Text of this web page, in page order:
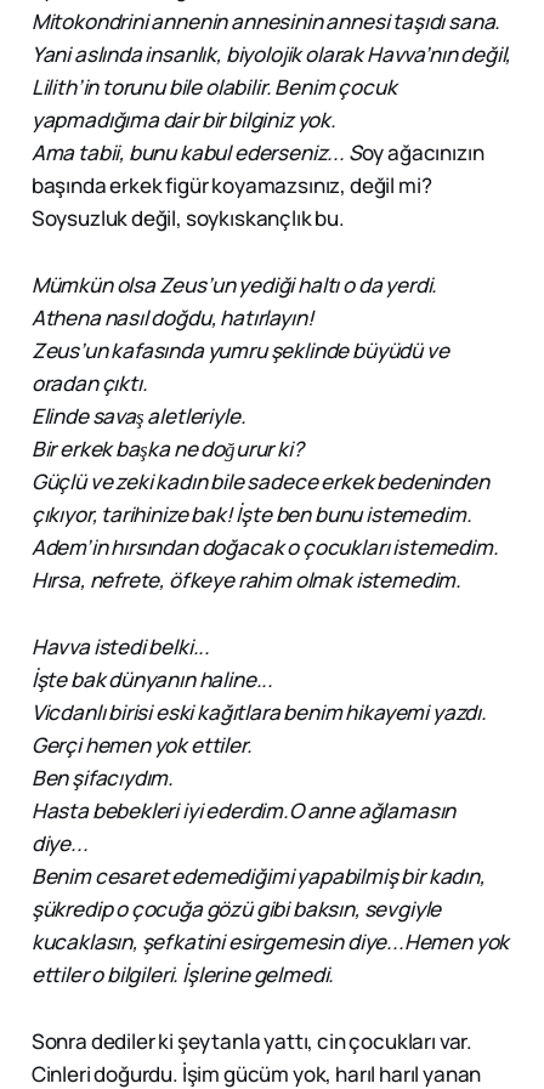
Mitokondrini annenin annesinin annesi taşıdı sana.
Yani aslında insanlık, biyolojik olarak Havva’nın değil,
Lilith’in torunu bile olabilir. Benim çocuk
yapmadığıma dair bir bilginiz yok.
Ama tabii, bunu kabul ederseniz... Soy ağacınızın
başında erkek figür koyamazsınız, değil mi?
Soysuzluk değil, soykıskançlık bu.
Mümkün olsa Zeus’un yediği haltı o da yerdi.
Athena nasıl doğdu, hatırlayın!
Zeus’un kafasında yumru şeklinde büyüdü ve
oradan çıktı.
Elinde savaş aletleriyle.
Bir erkek başka ne doğurur ki?
Güçlü ve zeki kadın bile sadece erkek bedeninden
çıkıyor, tarihinize bak! İşte ben bunu istemedim.
Adem’in hırsından doğacak o çocukları istemedim.
Hırsa, nefrete, öfkeye rahim olmak istemedim.
Havva istedi belki...
İşte bak dünyanın haline...
Vicdanlı birisi eski kağıtlara benim hikayemi yazdı.
Gerçi hemen yok ettiler.
Ben şifacıydım.
Hasta bebekleri iyi ederdim.O anne ağlamasın
diye...
Benim cesaret edemediğimi yapabilmiş bir kadın,
şükredip o çocuğa gözü gibi baksın, sevgiyle
kucaklasın, şefkatini esirgemesin diye...Hemen yok
ettiler o bilgileri. İşlerine gelmedi.
Sonra dediler ki şeytanla yattı, cin çocukları var.
Cinleri doğurdu. İşim gücüm yok, harıl harıl yanan